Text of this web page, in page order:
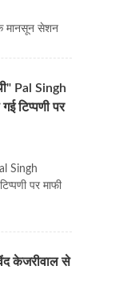
मानसून सेशन
Pal Singh
टिप्पणी पर
Singh
पर माफी
केजरीवाल से